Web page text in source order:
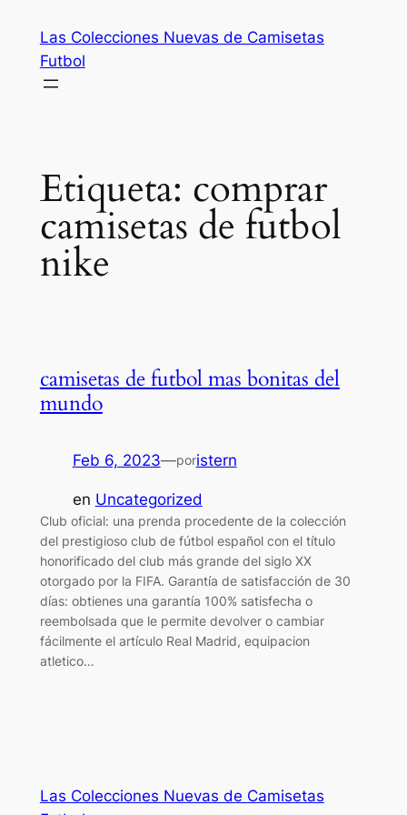
contenido
Las Colecciones Nuevas de Camisetas
Futbol
Etiqueta: comprar
camisetas de futbol
nike
camisetas de futbol mas bonitas del
mundo
Feb 6, 2023—poristern
en Uncategorized
Club oficial: una prenda procedente de la colección
del prestigioso club de fútbol español con el título
honorificado del club más grande del siglo XX
otorgado por la FIFA. Garantía de satisfacción de 30
días: obtienes una garantía 100% satisfecha o
reembolsada que le permite devolver o cambiar
fácilmente el artículo Real Madrid, equipacion
atletico…
Las Colecciones Nuevas de Camisetas